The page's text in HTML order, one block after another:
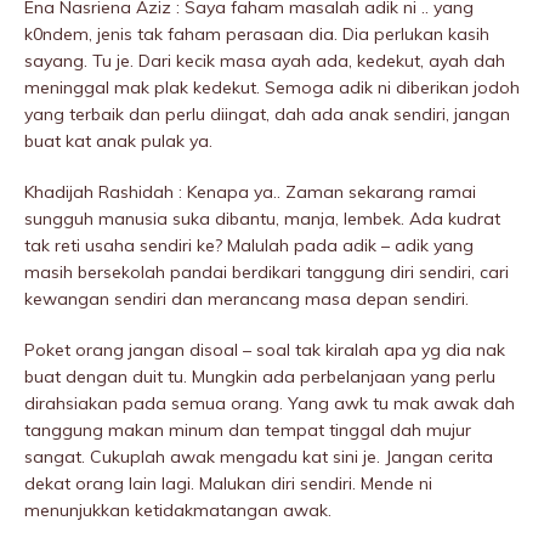
Ena Nasriena Aziz : Saya faham masalah adik ni .. yang
k0ndem, jenis tak faham perasaan dia. Dia perIukan kasih
sayang. Tu je. Dari kecik masa ayah ada, kedekut, ayah dah
meninggaI mak plak kedekut. Semoga adik ni diberikan jodoh
yang terbaik dan perlu diingat, dah ada anak sendiri, jangan
buat kat anak pulak ya.
Khadijah Rashidah : Kenapa ya.. Zaman sekarang ramai
sungguh manusia suka dibantu, manja, lembek. Ada kudrat
tak reti usaha sendiri ke? Malulah pada adik – adik yang
masih bersekolah pandai berdikari tanggung diri sendiri, cari
kewangan sendiri dan merancang masa depan sendiri.
Poket orang jangan disoal – soal tak kiralah apa yg dia nak
buat dengan duit tu. Mungkin ada perbelanjaan yang perlu
dirahsiakan pada semua orang. Yang awk tu mak awak dah
tanggung makan minum dan tempat tinggal dah mujur
sangat. Cukuplah awak mengadu kat sini je. Jangan cerita
dekat orang lain lagi. MaIukan diri sendiri. Mende ni
menunjukkan ketidakmatangan awak.